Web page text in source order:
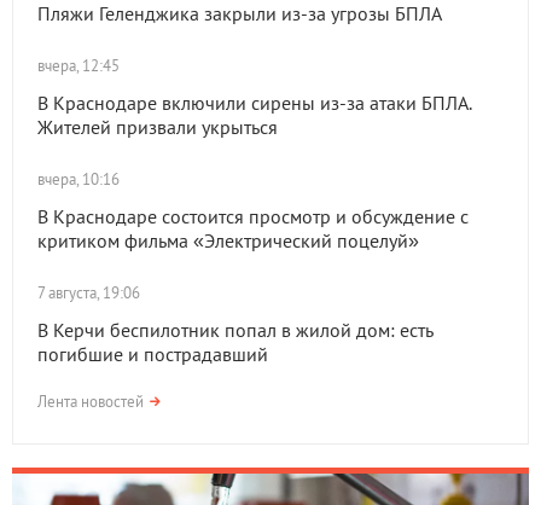
Пляжи Геленджика закрыли из-за угрозы БПЛА
вчера, 12:45
В Краснодаре включили сирены из-за атаки БПЛА.
Жителей призвали укрыться
вчера, 10:16
В Краснодаре состоится просмотр и обсуждение с
критиком фильма «Электрический поцелуй»
7 августа, 19:06
В Керчи беспилотник попал в жилой дом: есть
погибшие и пострадавший
Лента новостей